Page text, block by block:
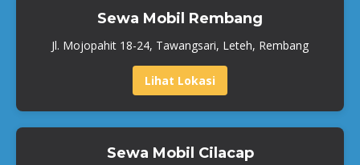
Sewa Mobil Rembang
Jl. Mojopahit 18-24, Tawangsari, Leteh, Rembang
Lihat Lokasi
Sewa Mobil Cilacap